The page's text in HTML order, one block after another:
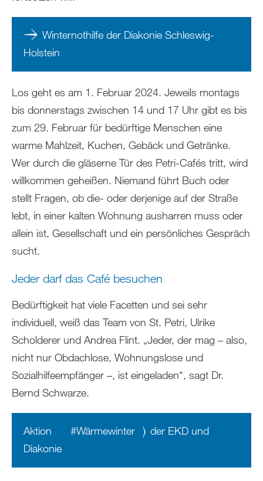
Winternothilfe der Diakonie Schleswig-
Holstein
Los geht es am 1. Februar 2024. Jeweils montags
bis donnerstags zwischen 14 und 17 Uhr gibt es bis
zum 29. Februar für bedürftige Menschen eine
warme Mahlzeit, Kuchen, Gebäck und Getränke.
Wer durch die gläserne Tür des Petri-Cafés tritt, wird
willkommen geheißen. Niemand führt Buch oder
stellt Fragen, ob die- oder derjenige auf der Straße
lebt, in einer kalten Wohnung ausharren muss oder
allein ist, Gesellschaft und ein persönliches Gespräch
sucht.
Jeder darf das Café besuchen
Bedürftigkeit hat viele Facetten und sei sehr
individuell, weiß das Team von St. Petri, Ulrike
Scholderer und Andrea Flint. „Jeder, der mag – also,
nicht nur Obdachlose, Wohnungslose und
Sozialhilfeempfänger –, ist eingeladen“, sagt Dr.
Bernd Schwarze.
Aktion #Wärmewinter
der EKD und
Diakonie